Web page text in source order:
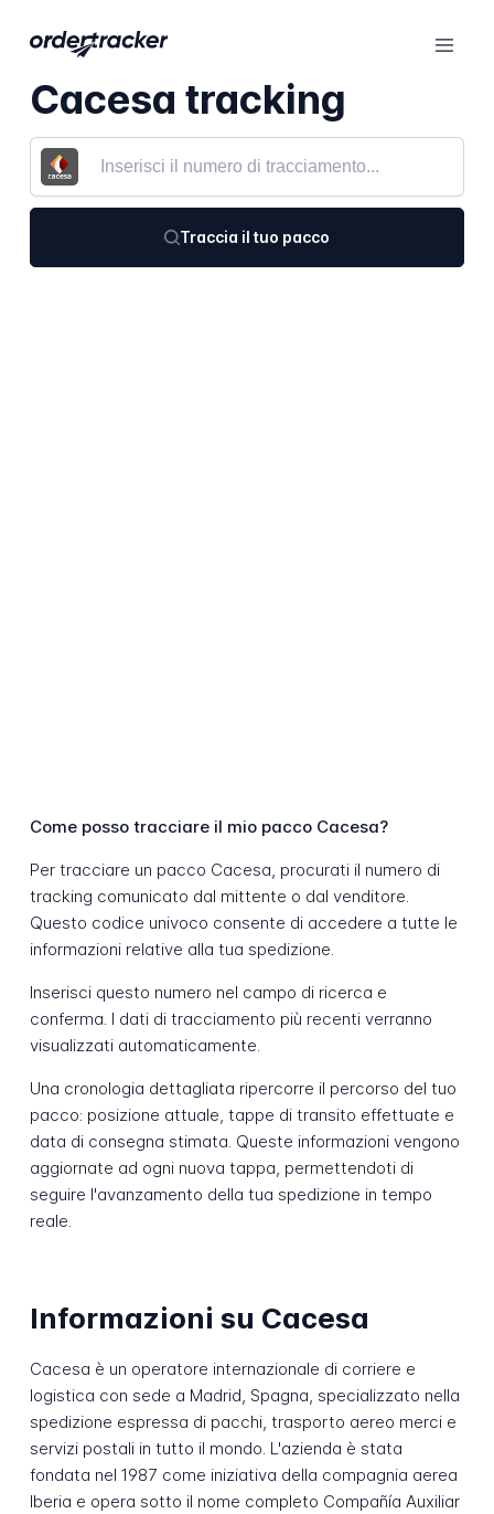
Cacesa tracking
Traccia il tuo pacco
Come posso tracciare il mio pacco Cacesa?
Per tracciare un pacco Cacesa, procurati il numero di
tracking comunicato dal mittente o dal venditore.
Questo codice univoco consente di accedere a tutte le
informazioni relative alla tua spedizione.
Inserisci questo numero nel campo di ricerca e
conferma. I dati di tracciamento più recenti verranno
visualizzati automaticamente.
Una cronologia dettagliata ripercorre il percorso del tuo
pacco: posizione attuale, tappe di transito effettuate e
data di consegna stimata. Queste informazioni vengono
aggiornate ad ogni nuova tappa, permettendoti di
seguire l'avanzamento della tua spedizione in tempo
reale.
Informazioni su Cacesa
Cacesa è un operatore internazionale di corriere e
logistica con sede a Madrid, Spagna, specializzato nella
spedizione espressa di pacchi, trasporto aereo merci e
servizi postali in tutto il mondo. L'azienda è stata
fondata nel 1987 come iniziativa della compagnia aerea
Iberia e opera sotto il nome completo Compañía Auxiliar